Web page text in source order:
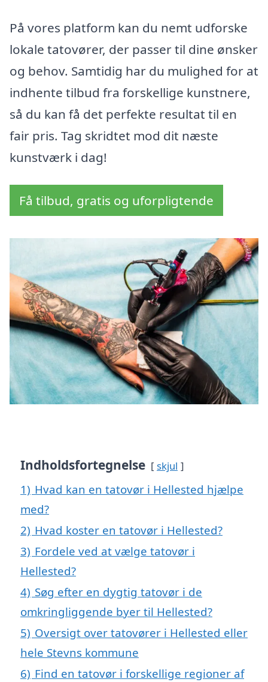
På vores platform kan du nemt udforske
lokale tatovører, der passer til dine ønsker
og behov. Samtidig har du mulighed for at
indhente tilbud fra forskellige kunstnere,
så du kan få det perfekte resultat til en
fair pris. Tag skridtet mod dit næste
kunstværk i dag!
Få tilbud, gratis og uforpligtende
Indholdsfortegnelse skjul
1) Hvad kan en tatovør i Hellested hjælpe
med?
2) Hvad koster en tatovør i Hellested?
3) Fordele ved at vælge tatovør i
Hellested?
4) Søg efter en dygtig tatovør i de
omkringliggende byer til Hellested?
5) Oversigt over tatovører i Hellested eller
hele Stevns kommune
6) Find en tatovør i forskellige regioner af